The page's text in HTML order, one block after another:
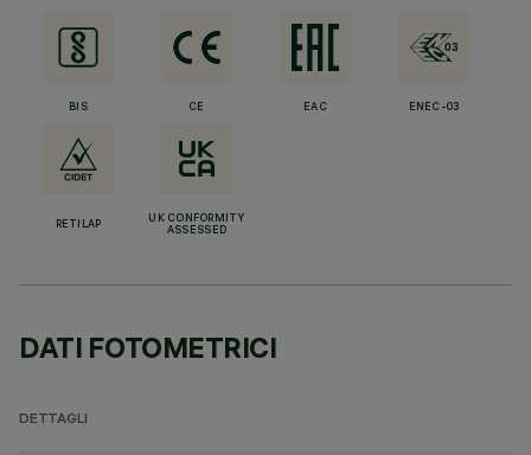
BIS CE EAC ENEC-03
RETILAP
UK CONFORMITY
ASSESSED
DATI FOTOMETRICI
DETTAGLI